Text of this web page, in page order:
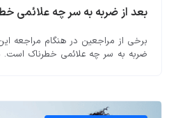
بعد از ضربه به سر چه علائمی
برخی از مراجعین در هنگام مراجعه
ضربه به سر چه علائمی خطرناک است.